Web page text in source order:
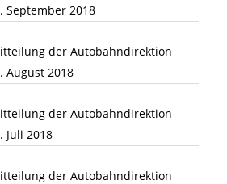
September 2018
der Autobahndirektion
August 2018
der Autobahndirektion
Juli 2018
der Autobahndirektion